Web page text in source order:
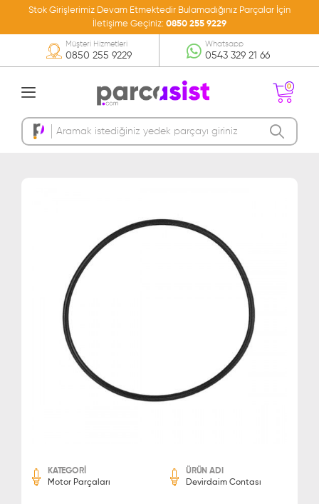
Stok Girişlerimiz Devam Etmektedir Bulamadığınız Parçalar İçin
İletişime Geçiniz: 0850 255 9229
0850 255 9229
Müşteri Hizmetleri
0543 329 21 66
Whatsapp
0
Sepetinizde Ürün
KATEGORİ
Motor Parçaları
ÜRÜN ADI
Devirdaim Contası